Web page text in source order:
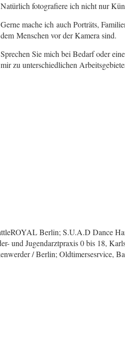
Natürlich fotografiere ich nicht nur
Gerne mache ich auch Porträts,
dem Menschen vor der Kamera sind.
Sprechen Sie mich bei Bedarf oder
mir zu unterschiedlichen
Berlin; S.U.A.D Dance
Jugendarztpraxis 0 bis 18,
/ Berlin; Oldtimersesrvice,